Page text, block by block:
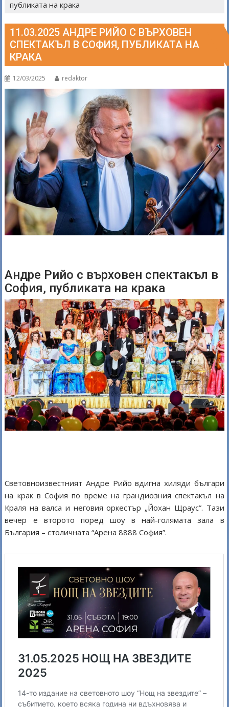
публиката на крака
11.03.2025 АНДРЕ РИЙО С ВЪРХОВЕН
СПЕКТАКЪЛ В СОФИЯ, ПУБЛИКАТА НА
КРАКА
12/03/2025 redaktor
Андре Рийо с върховен спектакъл в
София, публиката на крака
Световноизвестният Андре Рийо вдигна хиляди българи
на крак в София по време на грандиозния спектакъл на
Краля на валса и неговия оркестър „Йохан Щраус”. Тази
вечер е второто поред шоу в най-голямата зала в
България – столичната “Арена 8888 София”.